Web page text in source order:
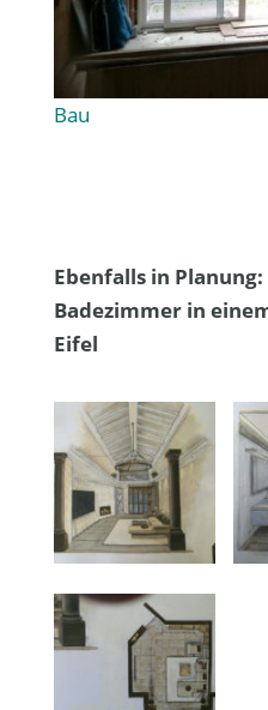
Bau
Ebenfalls in
Badezimmer in
Eifel